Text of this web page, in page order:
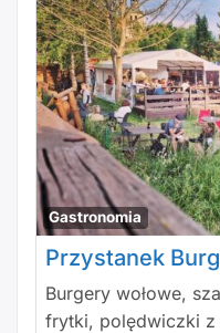
Gastronomia
Przystanek
Burgery wołowe,
frytki, polędwiczki